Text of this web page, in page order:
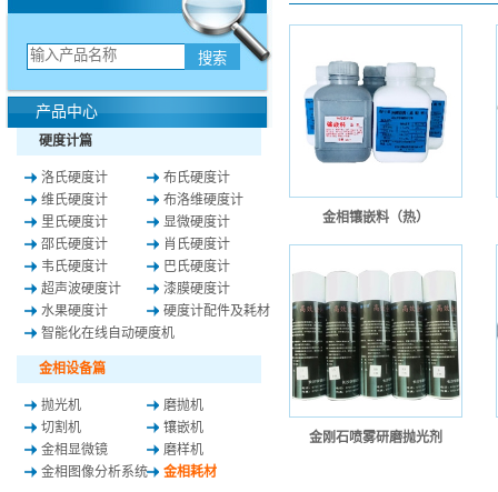
产品中心
硬度计篇
洛氏硬度计
布氏硬度计
维氏硬度计
布洛维硬度计
里氏硬度计
显微硬度计
邵氏硬度计
肖氏硬度计
韦氏硬度计
巴氏硬度计
超声波硬度计
漆膜硬度计
水果硬度计
硬度计配件及耗材
智能化在线自动硬度机
金相设备篇
抛光机
磨抛机
切割机
镶嵌机
金相显微镜
磨样机
金相图像分析系统
金相耗材
金相镶嵌料（热）
金刚石喷雾研磨抛光剂